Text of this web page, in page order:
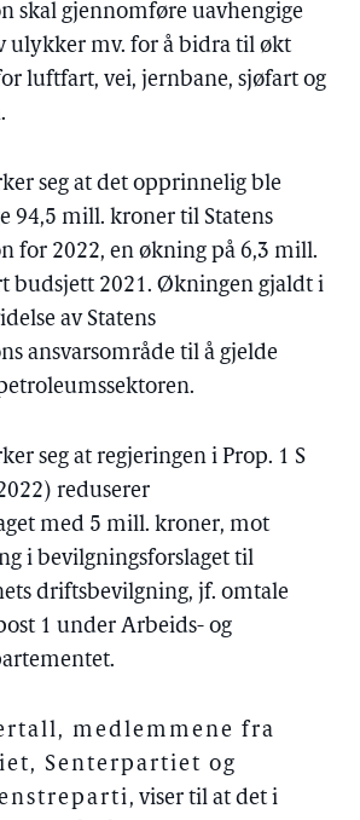
skal gjennomføre uavhengige
ulykker mv. for å bidra til økt
luftfart, vei, jernbane, sjøfart og
seg at det opprinnelig ble
94,5 mill. kroner til Statens
for 2022, en økning på 6,3 mill.
budsjett 2021. Økningen gjaldt i
av Statens
ansvarsområde til å gjelde
seg at regjeringen i Prop. 1 S
reduserer
med 5 mill. kroner, mot
i bevilgningsforslaget til
driftsbevilgning, jf. omtale
1 under Arbeids- og
medlemmene fra
Senterpartiet og
, viser til at det i